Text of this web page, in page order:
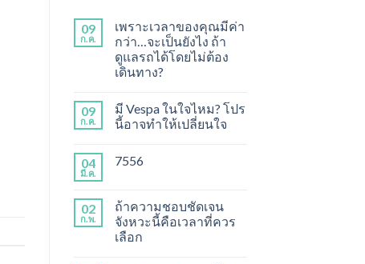
09
ก.ค.
เพราะเวลาของคุณมีค่า
กว่า…จะเป็นยังไง ถ้า
ดูแลรถได้โดยไม่ต้อง
เดินทาง?
09
ก.ค.
มี Vespa ในใจไหม? โปร
นี้อาจทำให้เปลี่ยนใจ
04
มี.ค.
7556
02
ก.พ.
ถ้าความชอบชัดเจน
จังหวะนี้คือเวลาที่ควร
เลือก